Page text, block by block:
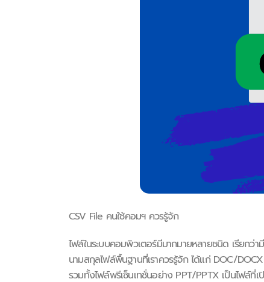
CSV File คนใช้คอมฯ ควรรู้จัก
ไฟล์ในระบบคอมพิวเตอร์มีมากมายหลายชนิด เรียกว่
นามสกุลไฟล์พื้นฐานที่เราควรรู้จัก ได้แก่ DOC/
รวมทั้งไฟล์พรีเซ็นเทชั่นอย่าง PPT/PPTX เป็นไฟล์ที่